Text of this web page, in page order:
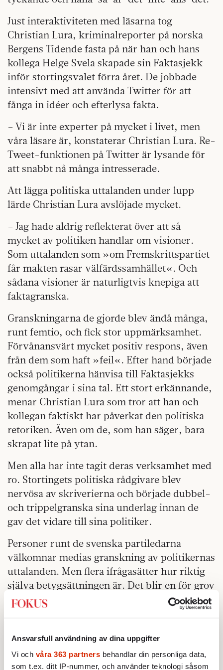
Ansvarsfull användning av dina uppgifter
Vi och våra 363 partners behandlar din personliga data,
som t.ex. ditt IP-nummer, och använder teknologi såsom
Just interaktiviteten med läsarna tog
Christian Lura, kriminalreporter på norska
Bergens Tidende fasta på när han och hans
kollega Helge Svela skapade sin Faktasjekk
inför stortingsvalet förra året. De jobbade
intensivt med att använda Twitter för att
fånga in idéer och efterlysa fakta.
– Vi är inte experter på mycket i livet, men
våra läsare är, konstaterar Christian Lura. Re-
Tweet-funktionen på Twitter är lysande för
att snabbt nå många intresserade.
Att lägga politiska uttalanden under lupp
lärde Christian Lura avslöjade mycket.
– Jag hade aldrig reflekterat över att så
mycket av politiken handlar om visioner.
Som uttalanden som »om Fremskrittspartiet
får makten rasar välfärdssamhället«. Och
sådana visioner är naturligtvis knepiga att
faktagranska.
Granskningarna de gjorde blev ändå många,
runt femtio, och fick stor uppmärksamhet.
Förvånansvärt mycket positiv respons, även
från dem som haft »feil«. Efter hand började
också politikerna hänvisa till Faktasjekks
genomgångar i sina tal. Ett stort erkännande,
menar Christian Lura som tror att han och
kollegan faktiskt har påverkat den politiska
retoriken. Även om de, som han säger, bara
skrapat lite på ytan.
Men alla har inte tagit deras verksamhet med
ro. Stortingets politiska rådgivare blev
nervösa av skriverierna och började dubbel-
och trippelgranska sina underlag innan de
gav det vidare till sina politiker.
Personer runt de svenska partiledarna
välkomnar medias granskning av politikernas
uttalanden. Men flera ifrågasätter hur riktig
själva betygsättningen är. Det blir en för grov
förenkling att gradera en sanningshalt med en
Därmed inte sagt att de själva inte utnyttjar
metoden och flitigt tipsar
nyhetsredaktionerna om motståndarsidans